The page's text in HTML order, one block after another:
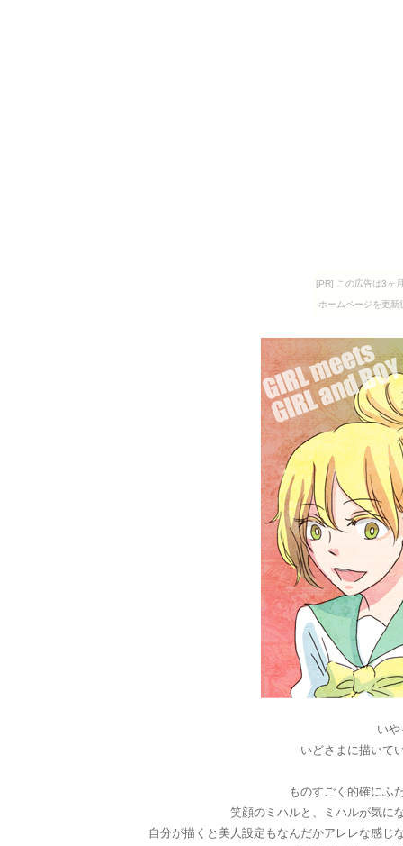
[PR] この広告は3ヶ
ホームページを更
い
いどさまに描いて
ものすごく的確にふ
笑顔のミハルと、ミハルが気に
自分が描くと美人設定もなんだかアレレな感じ